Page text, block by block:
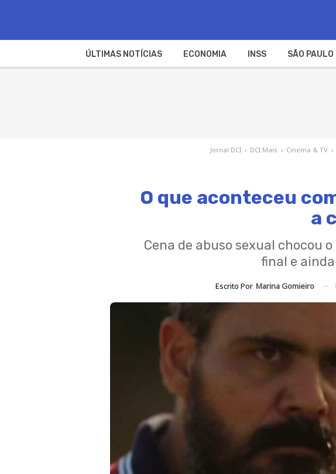
ÚLTIMAS NOTÍCIAS ECONOMIA INSS SÃO PAULO
Jornal DCI › DCI Mais › Cinema & TV ›
O que aconteceu
a
Cena de abuso sexual chocou
final e
Escrito Por Marina Gomieiro